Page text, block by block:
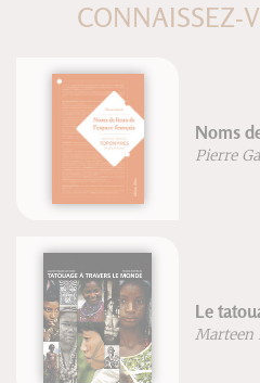
CONNAISSEZ-
Noms
Pierre
Le
Marteen